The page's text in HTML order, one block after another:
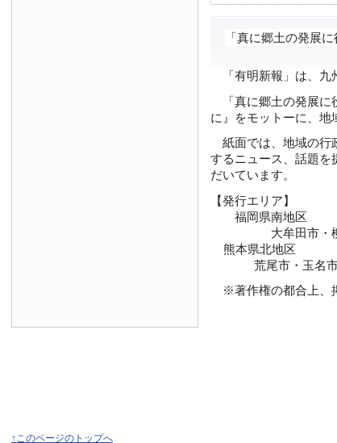
「真に郷土の発展
「有明新報」は、九
「真に郷土の発展に
に』をモットーに、地
紙面では、地域の行
するニュース、話題を
だいています。
【発行エリア】
福岡県南地区
大牟田市・柳川市
熊本県北地区
荒尾市・玉名市
※著作権の都合上、
↑このページのトップへ